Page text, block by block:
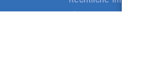
Impressum